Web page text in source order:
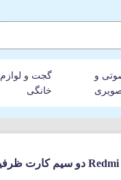
و
گجت و لوازم
خانگی